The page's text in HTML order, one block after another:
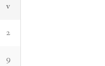
v
2
9